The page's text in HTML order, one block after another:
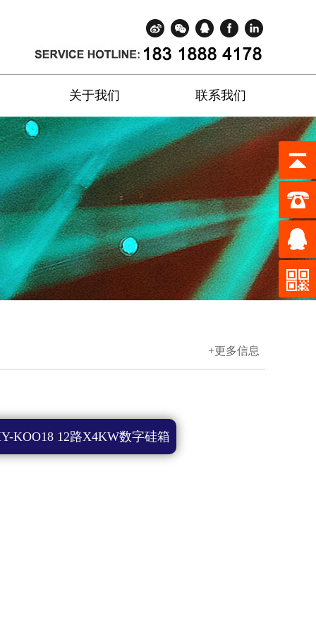
关于我们 联系我们
+更多信息
KOO18 12路X4KW数字硅箱